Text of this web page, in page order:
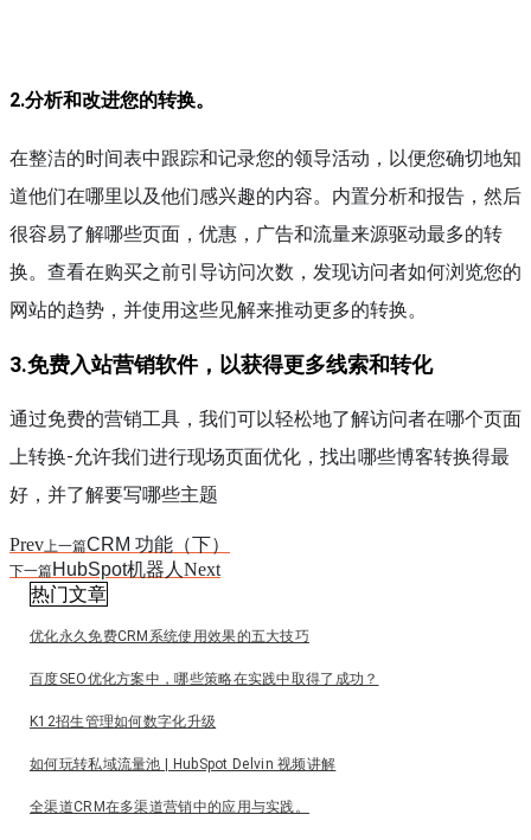
2.分析和改进您的转换。
在整洁的时间表中跟踪和记录您的领导活动，以便您确切地知
道他们在哪里以及他们感兴趣的内容。内置分析和报告，然后
很容易了解哪些页面，优惠，广告和流量来源驱动最多的转
换。查看在购买之前引导访问次数，发现访问者如何浏览您的
网站的趋势，并使用这些见解来推动更多的转换。
3.免费入站营销软件，以获得更多线索和转化
通过免费的营销工具，我们可以轻松地了解访问者在哪个页面
上转换-允许我们进行现场页面优化，找出哪些博客转换得最
好，并了解要写哪些主题
Prev上一篇CRM 功能（下）
下一篇HubSpot机器人 Next
热门文章
优化永久免费CRM系统使用效果的五大技巧
百度SEO优化方案中，哪些策略在实践中取得了成功？
K12招生管理如何数字化升级
如何玩转私域流量池 | HubSpot Delvin 视频讲解
全渠道CRM在多渠道营销中的应用与实践。